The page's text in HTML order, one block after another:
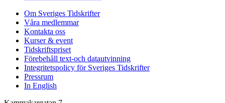
Om Sveriges Tidskrifter
Våra medlemmar
Kontakta oss
Kurser & event
Tidskriftspriset
Förebehåll text-och datautvinning
Integritetspolicy för Sveriges Tidskrifter
Pressrum
In English